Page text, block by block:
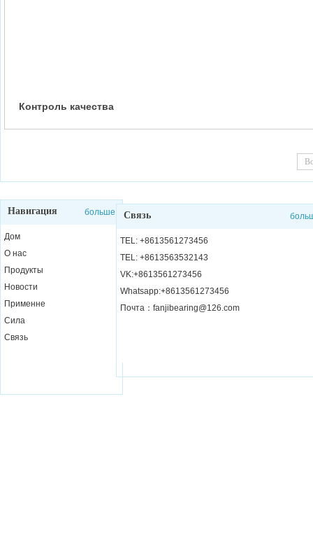
Контроль качества
Навигация больше
Дом
О нас
Продукты
Новости
Применне
Сила
Связь
Связь
TEL: +8613561273456
TEL: +8613563532143
VK:+8613561273456
Whatsapp:+8613561273456
Почта：fanjibearing@126.com